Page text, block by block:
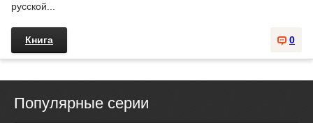
русской...
0
Книга
Популярные серии